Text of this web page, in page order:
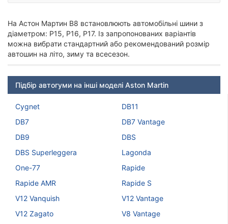
На Астон Мартин В8 встановлюють автомобільні шини з
діаметром: Р15, Р16, Р17. Із запропонованих варіантів
можна вибрати стандартний або рекомендований розмір
автошин на літо, зиму та всесезон.
Підбір автогуми на інші моделі Aston Martin
Cygnet
DB11
DB7
DB7 Vantage
DB9
DBS
DBS Superleggera
Lagonda
One-77
Rapide
Rapide AMR
Rapide S
V12 Vanquish
V12 Vantage
V12 Zagato
V8 Vantage